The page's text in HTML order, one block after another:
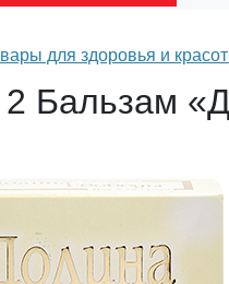
для здоровья и
2 Бальзам